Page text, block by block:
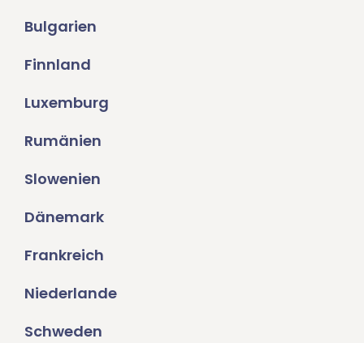
Bulgarien
Finnland
Luxemburg
Rumänien
Slowenien
Dänemark
Frankreich
Niederlande
Schweden